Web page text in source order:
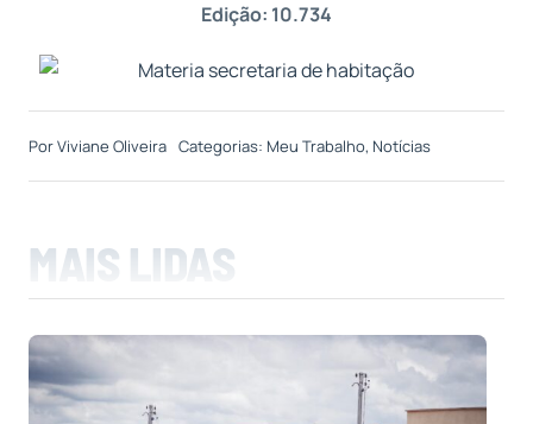
Edição: 10.734
PorViviane Oliveira Categorias: Meu Trabalho, Notícias
MAIS LIDAS